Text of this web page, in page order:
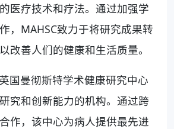
医疗技术和疗法。通过加强学
，MAHSC致力于将研究成果转
改善人们的健康和生活质量。
国曼彻斯特学术健康研究中心
究和创新能力的机构。通过跨
作，该中心为病人提供最先进